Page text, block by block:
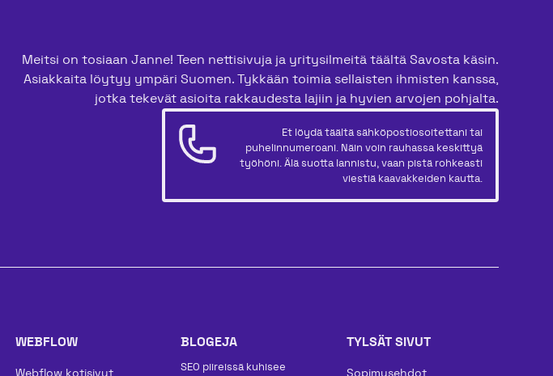
Meitsi on tosiaan Janne! Teen nettisivuja ja yritysilmeitä täältä Savosta käsin.
Asiakkaita löytyy ympäri Suomen. Tykkään toimia sellaisten ihmisten kanssa,
jotka tekevät asioita rakkaudesta lajiin ja hyvien arvojen pohjalta.
Et löydä täältä sähköpostiosoitettani tai
puhelinnumeroani. Näin voin rauhassa keskittyä
työhöni. Älä suotta lannistu, vaan pistä rohkeasti
viestiä kaavakkeiden kautta.
WEBFLOW
Webflow kotisivut
BLOGEJA
SEO piireissä kuhisee
TYLSÄT SIVUT
Sopimusehdot